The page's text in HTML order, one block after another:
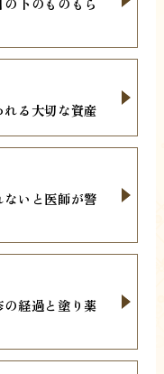
る大切な資産
いと医師が警
経過と塗り薬